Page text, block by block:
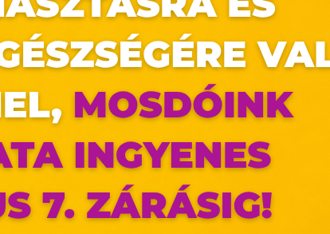
„süti") alkalmazunk. Ezek olyan
webes böngészőjében. Ehhez az Ön